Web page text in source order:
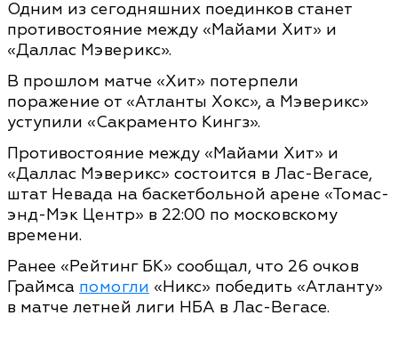
Одним из сегодняшних поединков станет
противостояние между «Майами Хит» и
«Даллас Мэверикс».
В прошлом матче «Хит» потерпели
поражение от «Атланты Хокс», а Мэверикс»
уступили «Сакраменто Кингз».
Противостояние между «Майами Хит» и
«Даллас Мэверикс» состоится в Лас-Вегасе,
штат Невада на баскетбольной арене «Томас-
энд-Мэк Центр» в 22:00 по московскому
времени.
Ранее «Рейтинг БК» сообщал, что 26 очков
Граймса помогли «Никс» победить «Атланту»
в матче летней лиги НБА в Лас-Вегасе.